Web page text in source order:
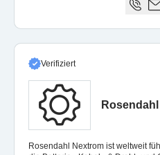
Verifiziert
Rosendahl Nextrom ist weltweit